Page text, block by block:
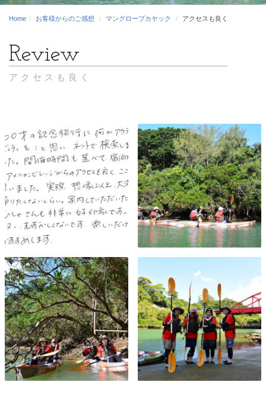
Home お客様からのご感想 マングローブカヤック アクセスも良く
アクセスも良く